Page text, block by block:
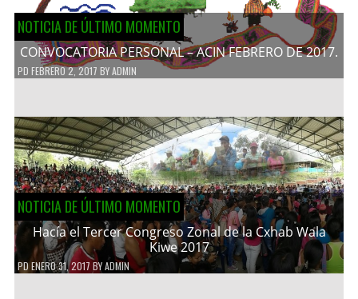
NOTICIA DE ÚLTIMO MOMENTO
CONVOCATORIA PERSONAL – ACIN FEBRERO DE 2017.
PD FEBRERO 2, 2017 BYADMIN
NOTICIA DE ÚLTIMO MOMENTO
Hacía el Tercer Congreso Zonal de la Cxhab Wala
Kiwe 2017
PDENERO 31, 2017 BYADMIN